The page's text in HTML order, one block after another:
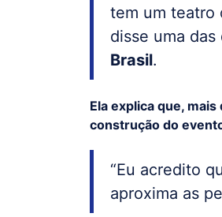
tem um teatro
disse uma
Brasil.
Ela explica que,
construção do
“Eu acredito
aproxima as